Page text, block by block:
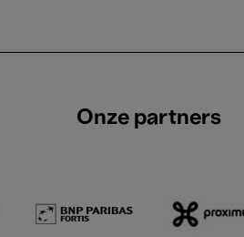
Onze partners